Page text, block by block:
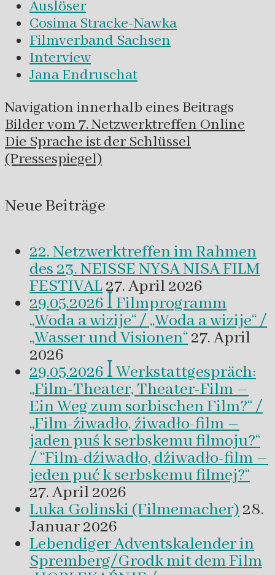
Auslöser
Cosima Stracke-Nawka
Filmverband Sachsen
Interview
Jana Endruschat
Navigation innerhalb eines Beitrags
Bilder vom 7. Netzwerktreffen Online
Die Sprache ist der Schlüssel
(Pressespiegel)
Neue Beiträge
22. Netzwerktreffen im Rahmen
des 23. NEISSE NYSA NISA FILM
FESTIVAL27. April 2026
29.05.2026 ꟾ Filmprogramm
„Woda a wizije“ / „Woda a wizije“ /
„Wasser und Visionen“27. April
2026
29.05.2026 ꟾ Werkstattgespräch:
„Film-Theater, Theater-Film –
Ein Weg zum sorbischen Film?“ /
„Film-źiwadło, źiwadło-film –
jaden puś k serbskemu filmoju?“
/ “Film-dźiwadło, dźiwadło-film –
jeden puć k serbskemu filmej?“
27. April 2026
Luka Golinski (Filmemacher)28.
Januar 2026
Lebendiger Adventskalender in
Spremberg/Grodk mit dem Film